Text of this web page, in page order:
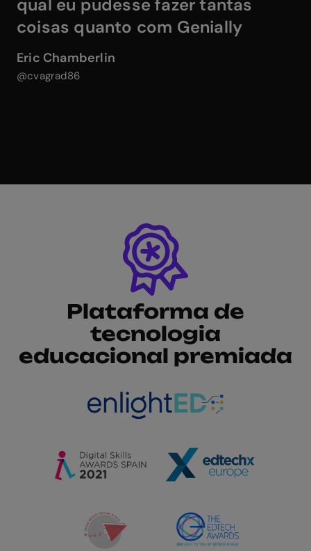
qual eu pudesse fazer tantas
coisas quanto com Genially
Eric Chamberlin
@cvagrad86
Plataforma de
tecnologia
educacional premiada